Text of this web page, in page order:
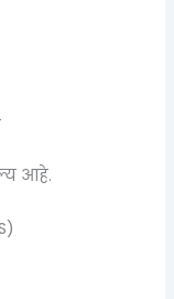
आहे.